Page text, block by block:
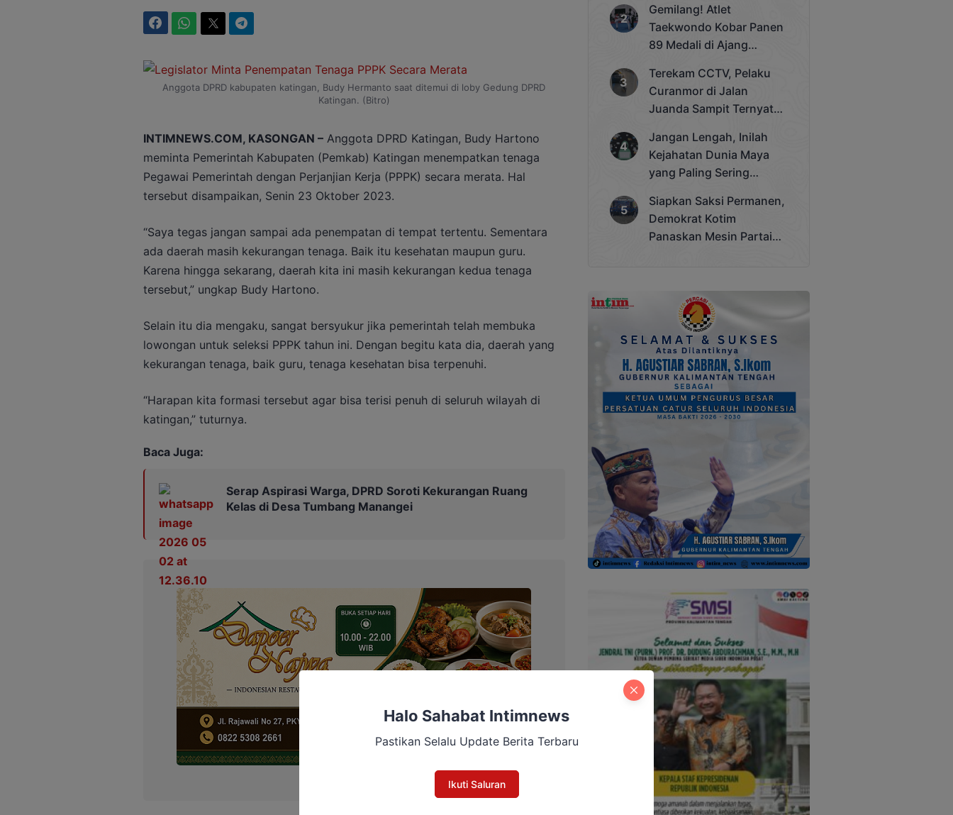
Anggota DPRD kabupaten katingan, Budy Hermanto saat ditemui di loby Gedung DPRD
Katingan. (Bitro)
INTIMNEWS.COM, KASONGAN –Anggota DPRD Katingan, Budy Hartono
meminta Pemerintah Kabupaten (Pemkab) Katingan menempatkan tenaga
Pegawai Pemerintah dengan Perjanjian Kerja (PPPK) secara merata. Hal
tersebut disampaikan, Senin 23 Oktober 2023.
“Saya tegas jangan sampai ada penempatan di tempat tertentu. Sementara
ada daerah masih kekurangan tenaga. Baik itu kesehatan maupun guru.
Karena hingga sekarang, daerah kita ini masih kekurangan kedua tenaga
tersebut,” ungkap Budy Hartono.
Selain itu dia mengaku, sangat bersyukur jika pemerintah telah membuka
lowongan untuk seleksi PPPK tahun ini. Dengan begitu kata dia, daerah yang
kekurangan tenaga, baik guru, tenaga kesehatan bisa terpenuhi.
“Harapan kita formasi tersebut agar bisa terisi penuh di seluruh wilayah di
katingan,” tuturnya.
Baca Juga:
Serap Aspirasi Warga, DPRD Soroti Kekurangan Ruang
Kelas di Desa Tumbang Manangei
Gemilang! Atlet
Taekwondo Kobar Panen
89 Medali di Ajang
Cup 2025
Terekam CCTV, Pelaku
Curanmor di Jalan
Juanda Sampit Ternyata
Jangan Lengah, Inilah
Kejahatan Dunia Maya
yang Paling Sering
Siapkan Saksi Permanen,
Demokrat Kotim
Panaskan Mesin Partai
Halo Sahabat Intimnews
Pastikan Selalu Update Berita Terbaru
Ikuti Saluran